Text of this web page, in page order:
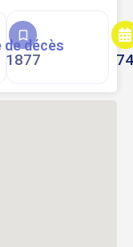
1877
de décès